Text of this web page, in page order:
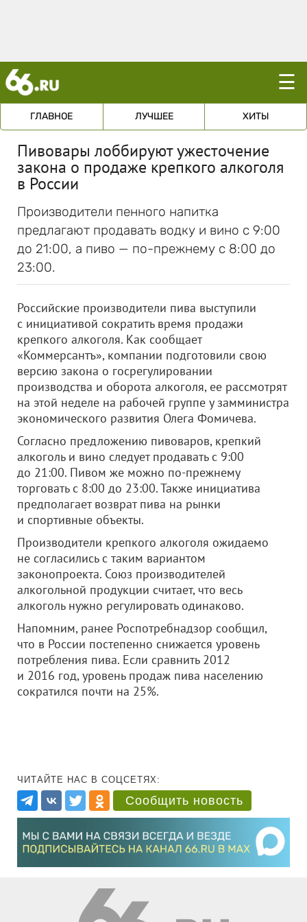
☰
ГЛАВНОЕ ЛУЧШЕЕ ХИТЫ
Пивовары лоббируют ужесточение
закона о продаже крепкого алкоголя
в России
Производители пенного напитка
предлагают продавать водку и вино с 9:00
до 21:00, а пиво — по-прежнему с 8:00 до
23:00.
Российские производители пива выступили
с инициативой сократить время продажи
крепкого алкоголя. Как сообщает
«Коммерсантъ», компании подготовили свою
версию закона о госрегулировании
производства и оборота алкоголя, ее рассмотрят
на этой неделе на рабочей группе у замминистра
экономического развития Олега Фомичева.
Согласно предложению пивоваров, крепкий
алкоголь и вино следует продавать с 9:00
до 21:00. Пивом же можно по-прежнему
торговать с 8:00 до 23:00. Также инициатива
предполагает возврат пива на рынки
и спортивные объекты.
Производители крепкого алкоголя ожидаемо
не согласились с таким вариантом
законопроекта. Союз производителей
алкогольной продукции считает, что весь
алкоголь нужно регулировать одинаково.
Напомним, ранее Роспотребнадзор сообщил,
что в России постепенно снижается уровень
потребления пива. Если сравнить 2012
и 2016 год, уровень продаж пива населению
сократился почти на 25%.
ЧИТАЙТЕ НАС В СОЦСЕТЯХ:
Сообщить новость